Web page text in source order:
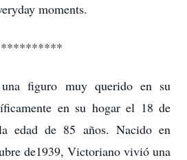
moments.
figuro muy querido en su
en su hogar el 18 de
edad de 85 años. Nacido en
de1939, Victoriano vivió una